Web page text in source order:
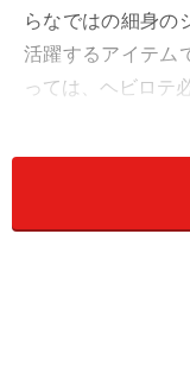
らなではの細身の
活躍するアイテム
っては、ヘビロテ
また、ジャケット
も展開予定だとか